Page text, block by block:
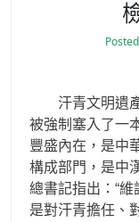
汗青文明遺
被強制塞入了一
豐盛內在，是中
構成部門，是中
總書記指出：“
是對汗青擔任、